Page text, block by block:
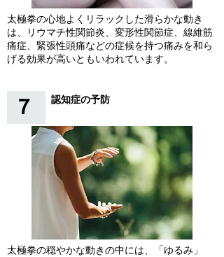
太極拳の心地よくリラックした滑らかな動き
は、リウマチ性関節炎、変形性関節症、線維筋
痛症、緊張性頭痛などの症候を持つ痛みを和ら
げる効果が高いともいわれています。
７ 認知症の予防
太極拳の穏やかな動きの中には、「ゆるみ」